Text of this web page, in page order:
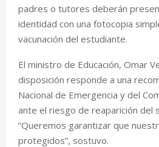
padres o tutores deberán
identidad con una fotocopia
vacunación del estudiante.
El ministro de Educación, Omar
disposición responde a una
Nacional de Emergencia y del
ante el riesgo de reaparición del
“Queremos garantizar que
protegidos”, sostuvo.